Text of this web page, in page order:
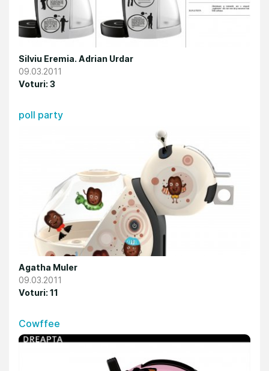
Silviu Eremia. Adrian Urdar
09.03.2011
Voturi: 3
poll party
Agatha Muler
09.03.2011
Voturi: 11
Cowffee